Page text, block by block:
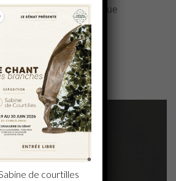
ne trouvions pas ce que
de courtilles